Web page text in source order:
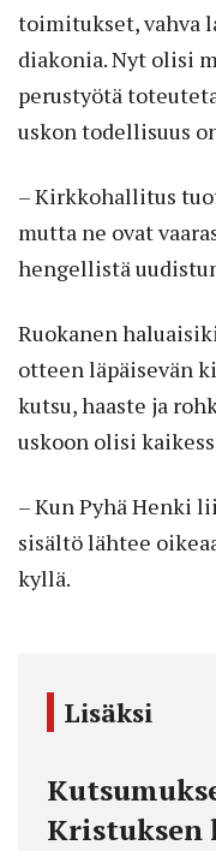
toimitukset, vahva
diakonia. Nyt olisi
perustyötä
uskon todellisuus
– Kirkkohallitus
mutta ne ovat
hengellistä
Ruokanen
otteen läpäisevän
kutsu, haaste ja
uskoon olisi
– Kun Pyhä Henki
sisältö lähtee
kyllä.
Lisäksi
Kristuksen